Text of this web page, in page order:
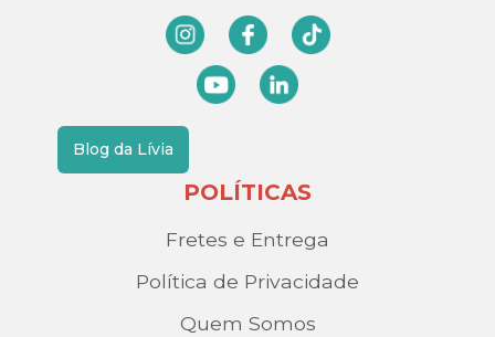
Blog da Lívia
POLÍTICAS
Fretes e Entrega
Política de Privacidade
Quem Somos